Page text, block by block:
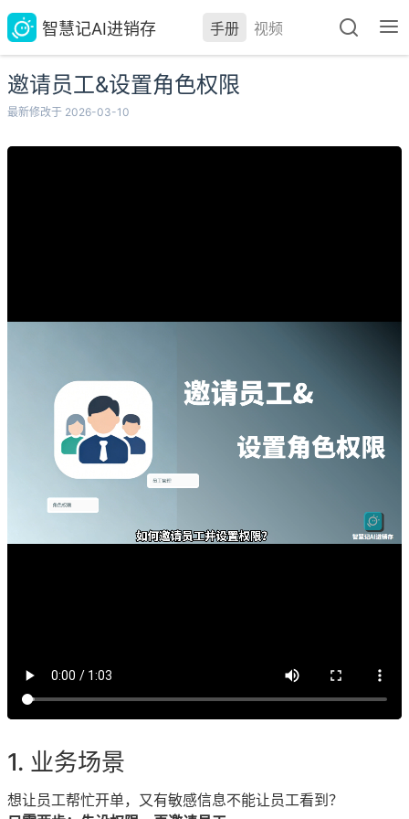
智慧记AI进销存 手册 视频
邀请员工&设置角色权限
最新修改于 2026-03-10
业务场景
想让员工帮忙开单，又有敏感信息不能让员工看到？